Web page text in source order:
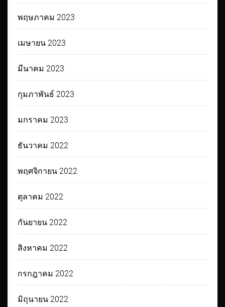
พฤษภาคม 2023
เมษายน 2023
มีนาคม 2023
กุมภาพันธ์ 2023
มกราคม 2023
ธันวาคม 2022
พฤศจิกายน 2022
ตุลาคม 2022
กันยายน 2022
สิงหาคม 2022
กรกฎาคม 2022
มิถุนายน 2022